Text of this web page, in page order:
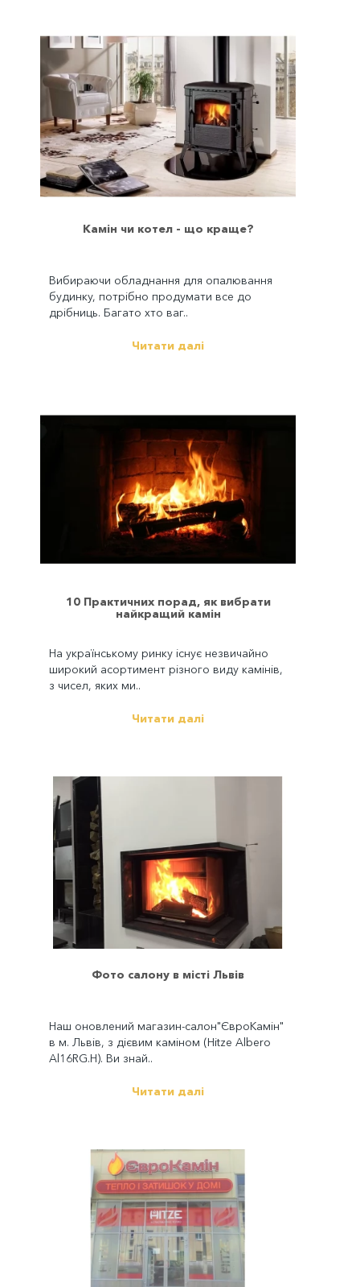
Камін чи котел - що краще?
Вибираючи обладнання для опалювання
будинку, потрібно продумати все до
дрібниць. Багато хто ваг..
Читати далі
10 Практичних порад, як вибрати
найкращий камін
На українському ринку існує незвичайно
широкий асортимент різного виду камінів,
з чисел, яких ми..
Читати далі
Фото салону в місті Львів
Наш оновлений магазин-салон"ЄвроКамін"
в м. Львів, з дієвим каміном (Hitze Albero
Al16RG.H). Ви знай..
Читати далі